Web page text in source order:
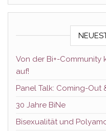
Von der Bi+-Community
auf!
Panel Talk: Coming-Out
30 Jahre BiNe
Bisexualität und